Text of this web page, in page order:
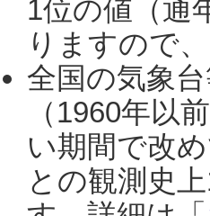
1位の値（通
りますので
全国の気象
（1960年以
い期間で改
との観測史